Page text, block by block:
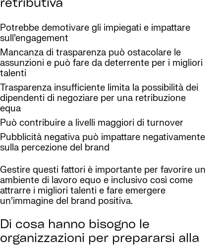
retributiva
Potrebbe demotivare gli impiegati e impattare
sull’engagement
Mancanza di trasparenza può ostacolare le
assunzioni e può fare da deterrente per i migliori
talenti
Trasparenza insufficiente limita la possibilità dei
dipendenti di negoziare per una retribuzione
equa
Può contribuire a livelli maggiori di turnover
Pubblicità negativa può impattare negativamente
sulla percezione del brand
Gestire questi fattori è importante per favorire un
ambiente di lavoro equo e inclusivo così come
attrarre i migliori talenti e fare emergere
un’immagine del brand positiva.
Di cosa hanno bisogno le
organizzazioni per prepararsi alla